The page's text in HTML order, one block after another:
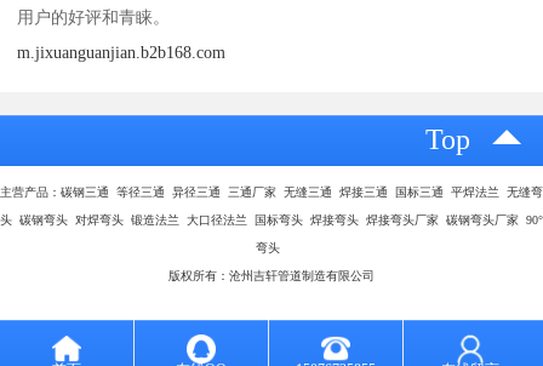
用户的好评和青睐。
m.jixuanguanjian.b2b168.com
Top
主营产品：碳钢三通 等径三通 异径三通 三通厂家 无缝三通 焊接三通 国标三通 平焊法兰 无缝弯
头 碳钢弯头 对焊弯头 锻造法兰 大口径法兰 国标弯头 焊接弯头 焊接弯头厂家 碳钢弯头厂家 90°
弯头
版权所有：沧州吉轩管道制造有限公司